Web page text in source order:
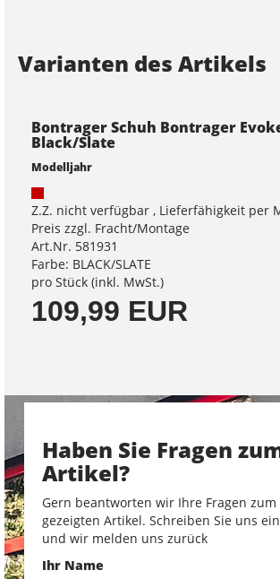
Varianten des Artikels
Bontrager Schuh Bontrager
Black/Slate
Modelljahr
Z.Z. nicht verfügbar , Lieferfähigkeit per
Preis zzgl. Fracht/Montage
Art.Nr. 581931
Farbe: BLACK/SLATE
pro Stück (inkl. MwSt.)
109,99 EUR
Haben Sie Fragen
Artikel?
Gern beantworten wir Ihre Fragen zum
gezeigten Artikel. Schreiben Sie uns
und wir melden uns zurück
Ihr Name